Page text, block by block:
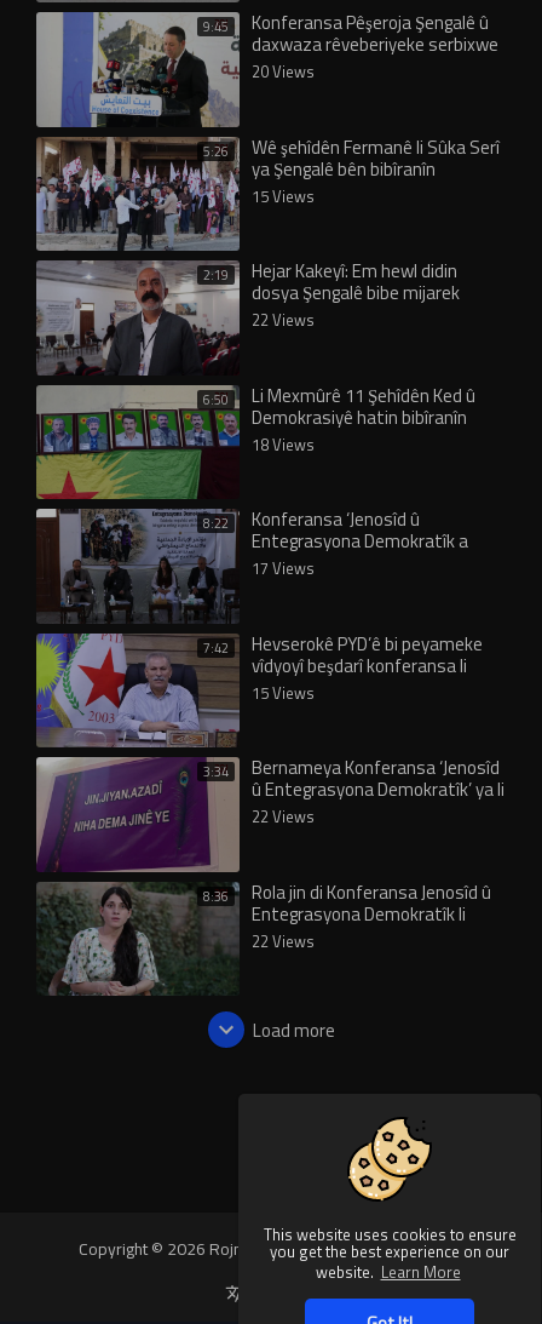
This website uses cookies to ensure
you get the best experience on our
website. Learn More
9:45 Konferansa Pêşeroja Şengalê û
daxwaza rêveberiyeke serbixwe
hate lidarxistin
20 Views
5:26 Wê şehîdên Fermanê li Sûka Serî
ya Şengalê bên bibîranîn
15 Views
2:19 Hejar Kakeyî: Em hewl didin
dosya Şengalê bibe mijarek
navdewletî
22 Views
6:50 Li Mexmûrê 11 Şehîdên Ked û
Demokrasiyê hatin bibîranîn
18 Views
8:22 Konferansa ‘Jenosîd û
Entegrasyona Demokratîk a
Şengalê’ bi panela 3’yemîn
bidawî…
17 Views
7:42 Hevserokê PYD’ê bi peyameke
vîdyoyî beşdarî konferansa li
Şengalê bû
15 Views
3:34 Bernameya Konferansa ‘Jenosîd
û Entegrasyona Demokratîk’ ya li
Şengalê eşkere bû
22 Views
8:36 Rola jin di Konferansa Jenosîd û
Entegrasyona Demokratîk li
Şengalê de
22 Views
Load more
Copyright © 2026 Rojnews Video. All rights reserved.
Language